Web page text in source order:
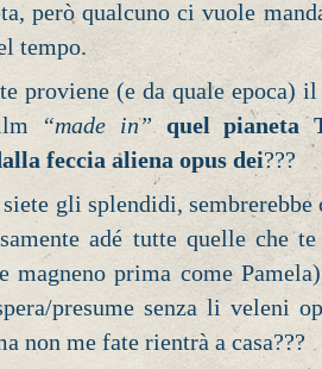
però qualcuno ci vuole
tempo.
proviene (e da quale epoca)
“made in” quel pianeta
feccia aliena opus dei???
gli splendidi, sembrerebbe
adé tutte quelle che
magneno prima come
presume senza li veleni
non me fate rientrà a casa???